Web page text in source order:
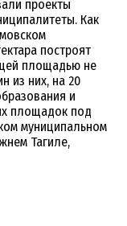
проекты
Как
построят
площадью не
из них, на 20
и
площадок под
муниципальном
Тагиле,